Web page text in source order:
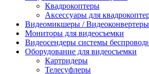
Квадрокоптеры
Аксессуары для
Видеомикшеры /
Мониторы для видеосъемки
Видеосендеры системы
Оборудование для видеосъемки
Картридеры
Телесуфлеры